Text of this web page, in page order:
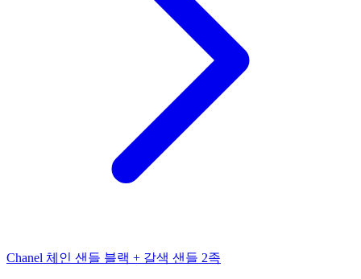
Chanel 체인 샌들 블랙 + 갈색 샌들 2족